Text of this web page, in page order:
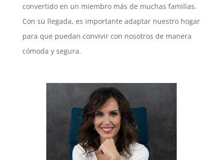
convertido en un miembro más de muchas familias.
Con su llegada, es importante adaptar nuestro hogar
para que puedan convivir con nosotros de manera
cómoda y segura.